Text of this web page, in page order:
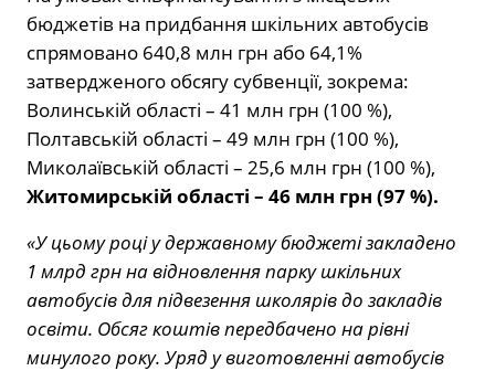
бюджетів на придбання шкільних автобусів
спрямовано 640,8 млн грн або 64,1%
затвердженого обсягу субвенції, зокрема:
Волинській області – 41 млн грн (100 %),
Полтавській області – 49 млн грн (100 %),
Миколаївській області – 25,6 млн грн (100 %),
Житомирській області – 46 млн грн (97 %).
«У цьому році у державному бюджеті закладено
1 млрд грн на відновлення парку шкільних
автобусів для підвезення школярів до закладів
освіти. Обсяг коштів передбачено на рівні
минулого року. Уряд у виготовленні автобусів